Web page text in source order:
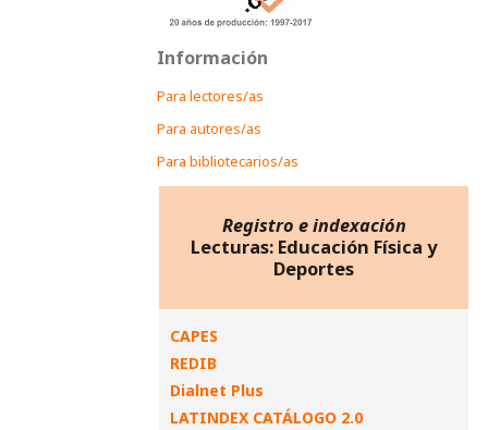
Información
Para lectores/as
Para autores/as
Para bibliotecarios/as
Registro e indexación
Lecturas: Educación Física y
Deportes
CAPES
REDIB
Dialnet Plus
LATINDEX CATÁLOGO 2.0